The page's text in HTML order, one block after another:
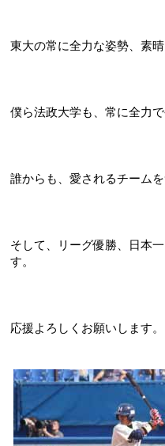
東大の常に全力な姿勢、素
僕ら法政大学も、常に全力
誰からも、愛されるチーム
そして、リーグ優勝、日本
す。
応援よろしくお願いします。